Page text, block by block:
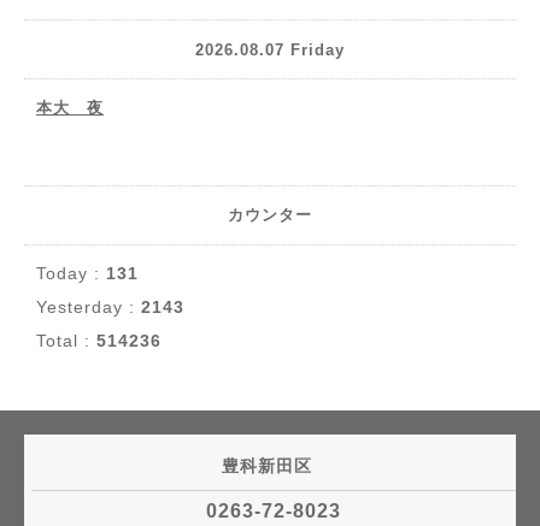
2026.08.07 Friday
本大 夜
カウンター
Today : 131
Yesterday : 2143
Total : 514236
豊科新田区
0263-72-8023